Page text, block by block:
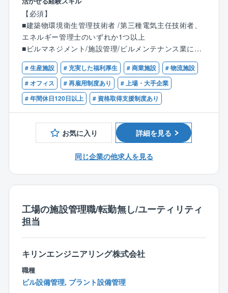
業務を担当いただきます。
【具体的には】
■お客様事業を理解し経営課題に関するファシリティ関
連改善提案
■建物・設備に関する投資修繕計画やエネルギーマネジ
メント
■入居テナント対応
■協力会社対応
※ブロック支店によるバックヤード業務、維持管理現場
支援、維持管理所長業務等に従事し、スキルアップを
行いながら経験を積んでいく。
る企画立案/実行
善に向けた企画/施策立案/運用の実施
【充実した働き方】
■フレックスタイム制度：導入有※配属組織により、利
用状況は異なります。
■リモートワーク：NTTグループではリモートワークを
推進しています。
ご自宅もしくはサテライトオフィスでの業務実施も
可能です。
【必須】
■建築物環境衛生管理技術者 /第三種電気主任技術者、
エネルギー管理士のいずれか1つ以上
■ビルマネジメント/施設管理/ビルメンテナンス業に従
事し、マネジメント経験のある方
■大規模ビルでのマネジメント経験や設備管理業務の現
場(副)責任者経験を有する方
【歓迎】
■大型施設での所長クラスのご経験
# 生産施設 # 充実した福利厚生 # 商業施設
# 物流施設
# オフィス
# 再雇用制度あり
# 上場・大手企業
# 年間休日120日以上
# 資格取得支援制度あり
お気に入り 詳細を見る
同じ企業の他求人を見る
工場の施設管理職/転勤無し/ユーティリティ
担当
キリンエンジニアリング株式会社
職種
ビル設備管理, プラント設備管理